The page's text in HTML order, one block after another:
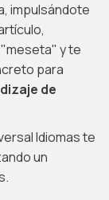
impulsándote
y te
para
de
Idiomas te
un